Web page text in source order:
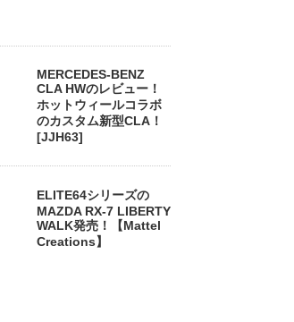
MERCEDES-BENZ
CLA HWのレビュー！
ホットウィールコラボ
のカスタム新型CLA！
[JJH63]
ELITE64シリーズの
MAZDA RX-7 LIBERTY
WALK発売！【Mattel
Creations】